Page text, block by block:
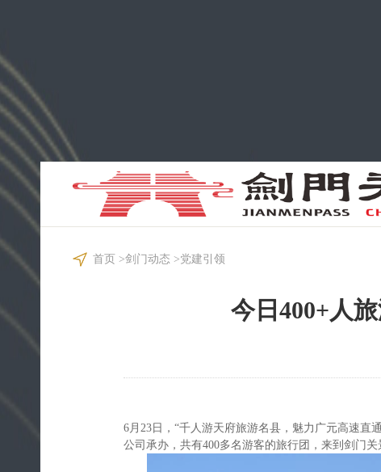
首页 >剑门动态 >党建引领
今日400+人
6月23日，“千人游天府旅游名县，魅力广元高速
公司承办，共有400多名游客的旅行团，来到剑门